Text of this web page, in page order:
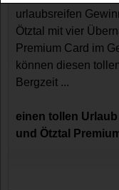
urlaubsreifen
Ötztal mit vier
Premium Card im
können diesen
Bergzeit ...
einen tollen
und Ötztal